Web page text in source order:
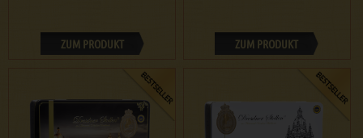
ZUM PRODUKT ZUM PRODUKT